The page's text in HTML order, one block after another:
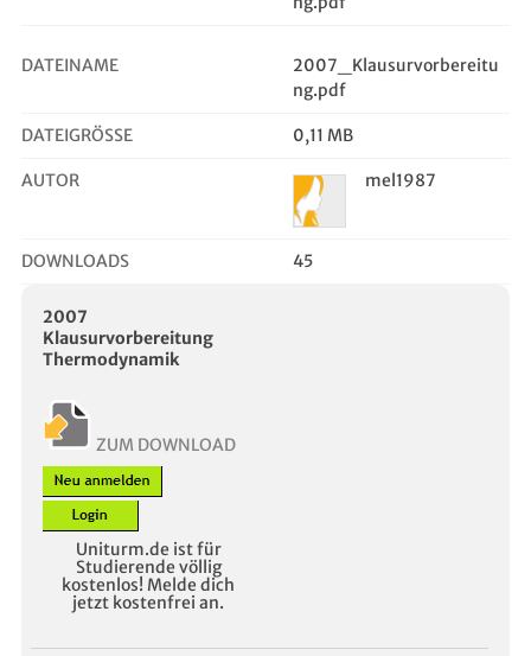
DATEINAME
2007_Klausurvorbereitu
ng.pdf
DATEIGRÖSSE 0,11 MB
AUTOR mel1987
DOWNLOADS 45
2007
Klausurvorbereitung
Thermodynamik
ZUM DOWNLOAD
Uniturm.de ist für
Studierende völlig
kostenlos! Melde dich
jetzt kostenfrei an.